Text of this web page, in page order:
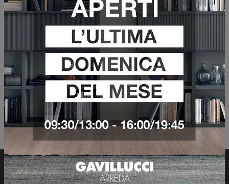
Filtra risultati
riceva alla sera, li completeremo con le lenzuola
e i cuscini di qualità, in modo che possano
garantirci tutte le notti il relax totale.